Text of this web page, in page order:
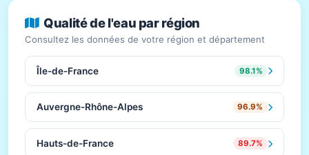
Qualité de l'eau par région
Consultez les données de votre région et département
Île-de-France 98.1%
Auvergne-Rhône-Alpes 96.9%
Hauts-de-France 89.7%